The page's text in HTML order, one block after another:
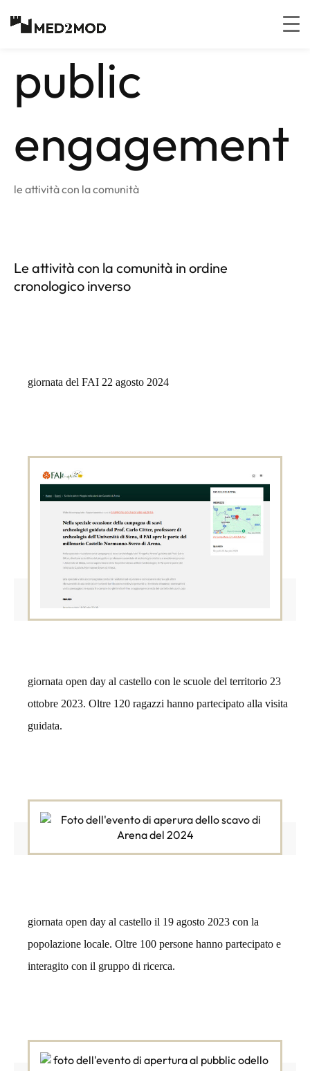
public
engagement
le attività con la comunità
Le attività con la comunità in ordine
cronologico inverso
giornata del FAI 22 agosto 2024
giornata open day al castello con le scuole del territorio 23
ottobre 2023. Oltre 120 ragazzi hanno partecipato alla visita
guidata.
giornata open day al castello il 19 agosto 2023 con la
popolazione locale. Oltre 100 persone hanno partecipato e
interagito con il gruppo di ricerca.